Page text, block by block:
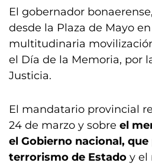
El gobernador
desde la Plaza de Mayo
multitudinaria
el Día de la Memoria, por
Justicia.
El mandatario provincial
24 de marzo y sobre el
el Gobierno nacional, que
terrorismo de Estado y el